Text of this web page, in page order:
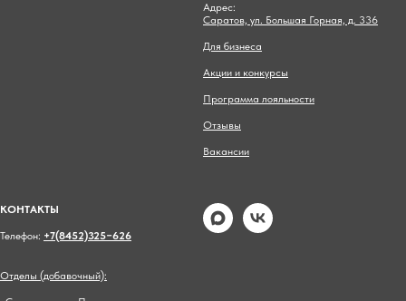
Адрес:
Саратов, ул. Большая Горная, д. 336
Для бизнеса
Акции и конкурсы
Программа лояльности
Отзывы
Вакансии
КОНТАКТЫ
Телефон: +7(8452)325−626
Отделы (добавочный):